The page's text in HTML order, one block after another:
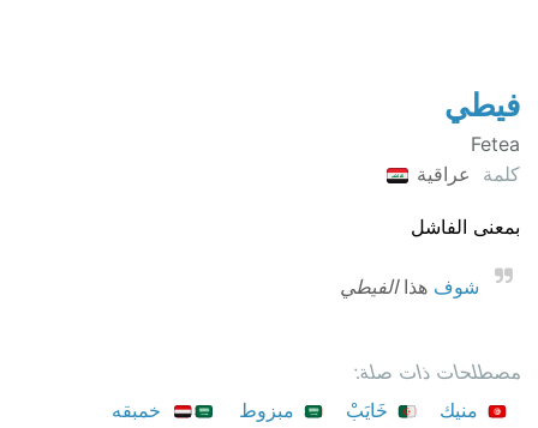
فيطي
Fetea
كلمة
عراقية
بمعنى الفاشل
شوف هذاالفيطي
مصطلحات ذات صلة:
منيك
خَايَبْ مبزوط
خمبقه